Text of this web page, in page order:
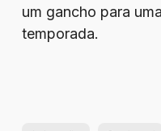
um gancho para
temporada.